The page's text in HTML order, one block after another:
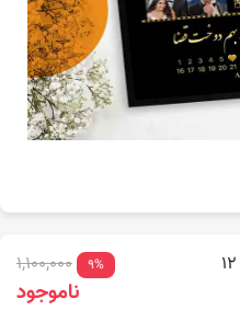
9%
1,100,000
ناموجود